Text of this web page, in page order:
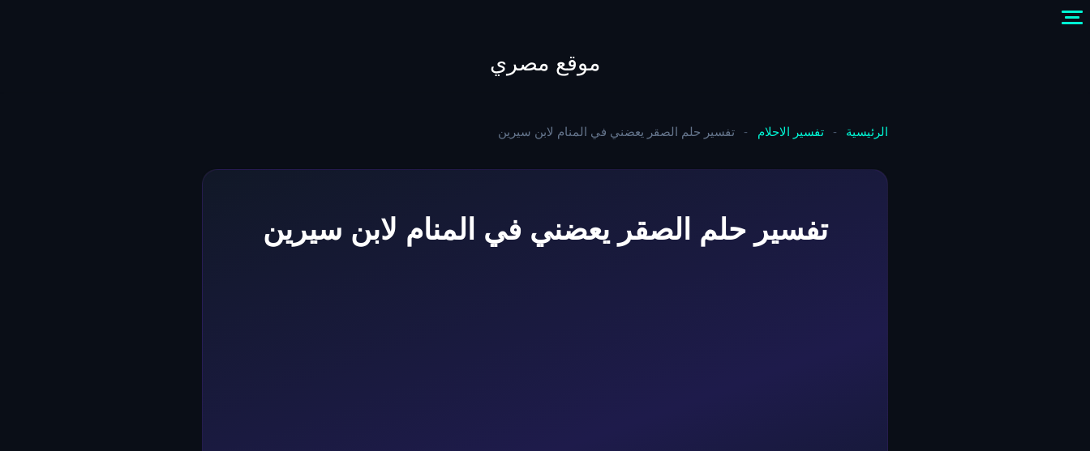
موقع مصري
الرئيسية - تفسير الاحلام - تفسير حلم الصقر يعضني في المنام لابن سيرين
تفسير حلم الصقر يعضني في المنام لابن سيرين